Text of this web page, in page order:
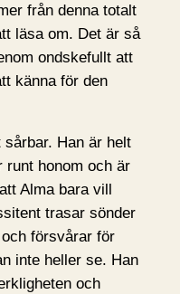
från denna totalt
läsa om. Det är så
ondskefullt att
känna för den
Han är helt
runt honom och är
Alma bara vill
trasar sönder
försvårar för
inte heller se. Han
och